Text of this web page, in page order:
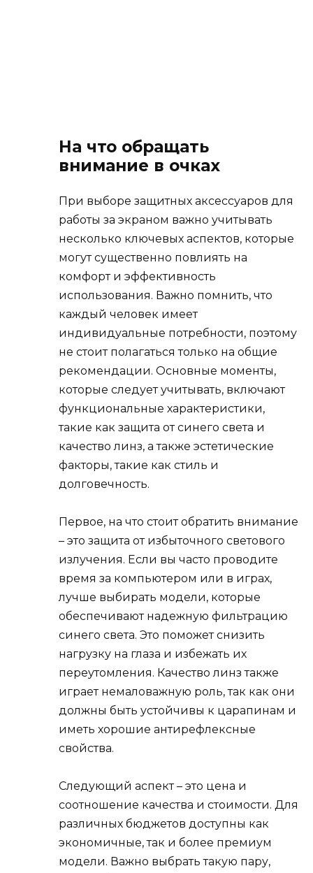
На что обращать
внимание в очках
При выборе защитных аксессуаров для
работы за экраном важно учитывать
несколько ключевых аспектов, которые
могут существенно повлиять на
комфорт и эффективность
использования. Важно помнить, что
каждый человек имеет
индивидуальные потребности, поэтому
не стоит полагаться только на общие
рекомендации. Основные моменты,
которые следует учитывать, включают
функциональные характеристики,
такие как защита от синего света и
качество линз, а также эстетические
факторы, такие как стиль и
долговечность.
Первое, на что стоит обратить внимание
– это защита от избыточного светового
излучения. Если вы часто проводите
время за компьютером или в играх,
лучше выбирать модели, которые
обеспечивают надежную фильтрацию
синего света. Это поможет снизить
нагрузку на глаза и избежать их
переутомления. Качество линз также
играет немаловажную роль, так как они
должны быть устойчивы к царапинам и
иметь хорошие антирефлексные
свойства.
Следующий аспект – это цена и
соотношение качества и стоимости. Для
различных бюджетов доступны как
экономичные, так и более премиум
модели. Важно выбрать такую пару,